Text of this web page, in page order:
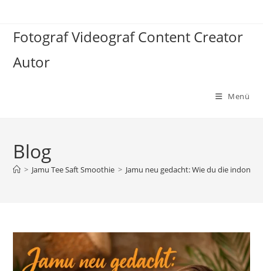
springen
Fotograf Videograf Content Creator
Autor
Menü
Blog
> Jamu Tee Saft Smoothie > Jamu neu gedacht: Wie du die